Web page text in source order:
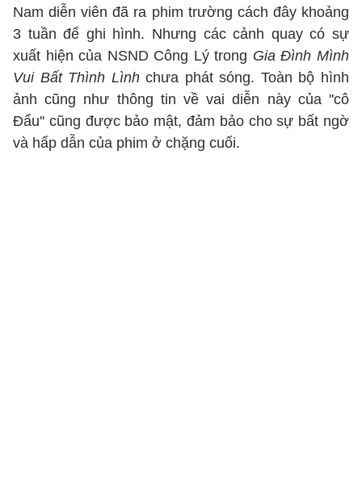
Nam diễn viên đã ra phim trường cách đây khoảng
3 tuần để ghi hình. Nhưng các cảnh quay có sự
xuất hiện của NSND Công Lý trong Gia Đình Mình
Vui Bất Thình Lìnhchưa phát sóng. Toàn bộ hình
ảnh cũng như thông tin về vai diễn này của ''cô
Đẩu'' cũng được bảo mật, đảm bảo cho sự bất ngờ
và hấp dẫn của phim ở chặng cuối.